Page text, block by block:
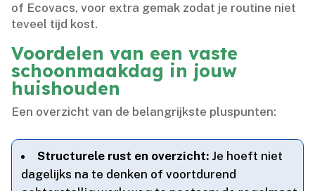
of Ecovacs, voor extra gemak zodat je routine niet
teveel tijd kost.​
Voordelen van een vaste
schoonmaakdag in jouw
huishouden
Een overzicht van de belangrijkste pluspunten:
Structurele rust en overzicht: Je hoeft niet
dagelijks na te denken of voortdurend